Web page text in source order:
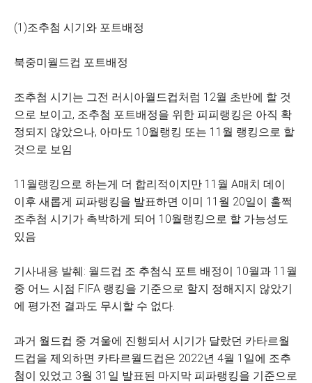
(1)조추첨 시기와 포트배정
북중미월드컵 포트배정
조추첨 시기는 그전 러시아월드컵처럼 12월 초반에 할 것
으로 보이고, 조추첨 포트배정을 위한 피피랭킹은 아직 확
정되지 않았으나, 아마도 10월랭킹 또는 11월 랭킹으로 할
것으로 보임
11월랭킹으로 하는게 더 합리적이지만 11월 A매치 데이
이후 새롭게 피파랭킹을 발표하면 이미 11월 20일이 훌쩍
조추첨 시기가 촉박하게 되어 10월랭킹으로 할 가능성도
있음
기사내용 발췌: 월드컵 조 추첨식 포트 배정이 10월과 11월
중 어느 시점 FIFA 랭킹을 기준으로 할지 정해지지 않았기
에 평가전 결과도 무시할 수 없다.
과거 월드컵 중 겨울에 진행되서 시기가 달랐던 카타르월
드컵을 제외하면 카타르월드컵은 2022년 4월 1일에 조추
첨이 있었고 3월 31일 발표된 마지막 피파랭킹을 기준으로